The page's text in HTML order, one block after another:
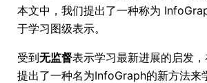
本文中，我们提出了一种称为
于学习图级表示。
受到无监督表示学习最新进展的启发
提出了一种名为InfoGraph的新方法来